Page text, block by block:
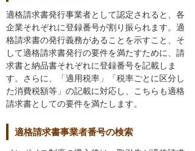
適格請求書発行事業者として認定されると、各
企業それぞれに登録番号が割り振られます。適
格請求書の発行義務があることを示すこと、そ
して適格請求書発行の要件を満たすために、請
求書と納品書それぞれに登録番号を記載しま
す。さらに、「適用税率」「税率ごとに区分し
た消費税額等」の記載に対応し、こちらも適格
請求書としての要件を満たします。
適格請求書事業者番号の検索